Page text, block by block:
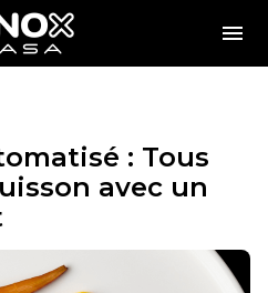
: Tous
avec un